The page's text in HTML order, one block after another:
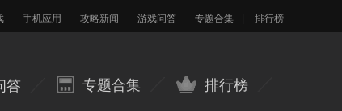
手机应用 攻略新闻 游戏问答 专题合集 排行榜
答 专题合集 排行榜